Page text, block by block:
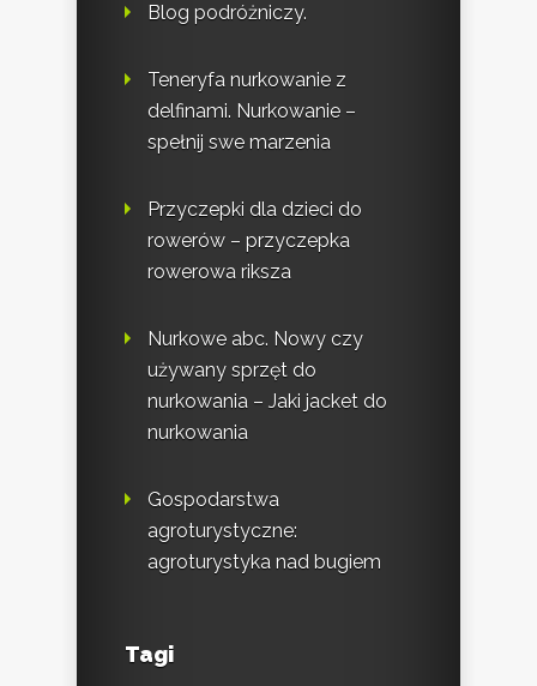
Blog podróżniczy.
Teneryfa nurkowanie z
delfinami. Nurkowanie –
spełnij swe marzenia
Przyczepki dla dzieci do
rowerów – przyczepka
rowerowa riksza
Nurkowe abc. Nowy czy
używany sprzęt do
nurkowania – Jaki jacket do
nurkowania
Gospodarstwa
agroturystyczne:
agroturystyka nad bugiem
Tagi